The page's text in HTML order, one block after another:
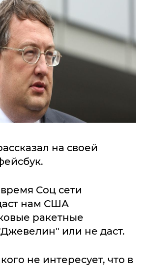
на своей
Соц сети
нам США
ракетные
или не даст.
не интересует, что в